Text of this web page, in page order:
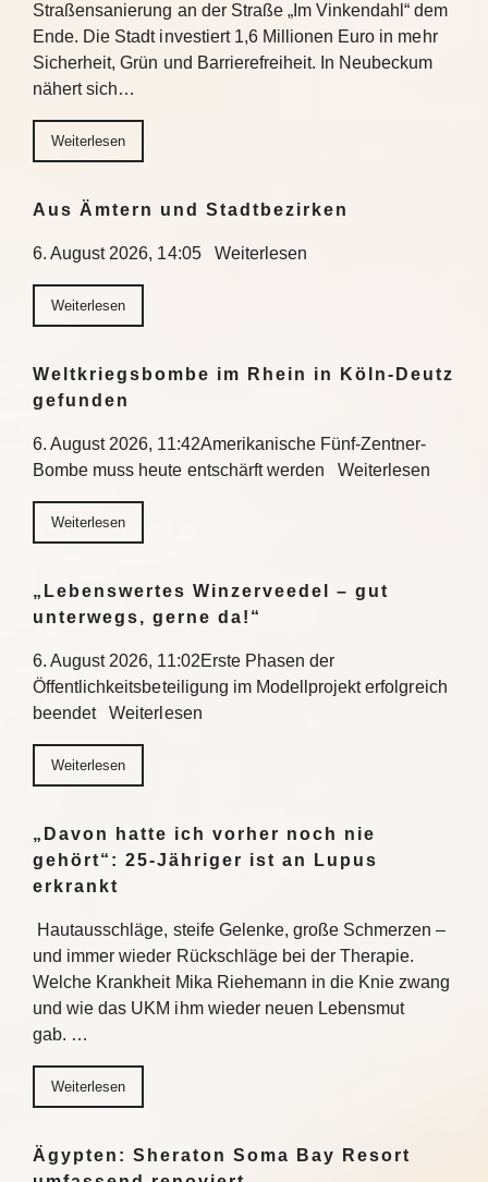
Straßensanierung an der Straße „Im Vinkendahl“ dem
Ende. Die Stadt investiert 1,6 Millionen Euro in mehr
Sicherheit, Grün und Barrierefreiheit. In Neubeckum
nähert sich…
Weiterlesen
Aus Ämtern und Stadtbezirken
6. August 2026, 14:05 Weiterlesen
Weiterlesen
Weltkriegsbombe im Rhein in Köln-Deutz
gefunden
6. August 2026, 11:42Amerikanische Fünf-Zentner-
Bombe muss heute entschärft werden Weiterlesen
Weiterlesen
„Lebenswertes Winzerveedel – gut
unterwegs, gerne da!“
6. August 2026, 11:02Erste Phasen der
Öffentlichkeitsbeteiligung im Modellprojekt erfolgreich
beendet Weiterlesen
Weiterlesen
„Davon hatte ich vorher noch nie
gehört“: 25-Jähriger ist an Lupus
erkrankt
Hautausschläge, steife Gelenke, große Schmerzen –
und immer wieder Rückschläge bei der Therapie.
Welche Krankheit Mika Riehemann in die Knie zwang
und wie das UKM ihm wieder neuen Lebensmut
gab. …
Weiterlesen
Ägypten: Sheraton Soma Bay Resort